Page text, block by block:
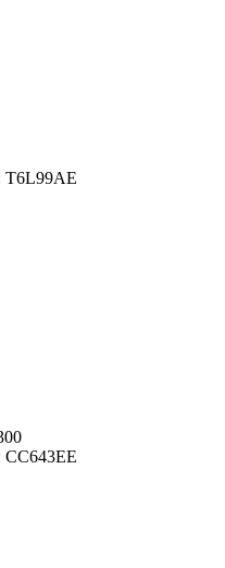
T6L99AE
CC643EE